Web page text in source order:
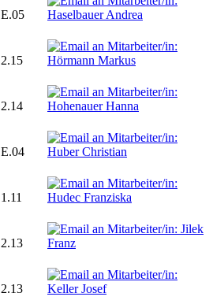
E.05
2.15
2.14
E.04
1.11
2.13
2.13